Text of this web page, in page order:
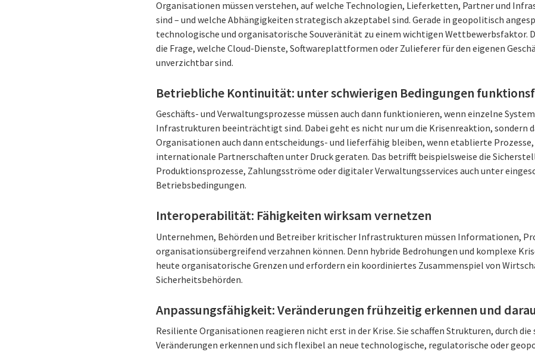
Organisationen müssen verstehen, auf welche Technologien, Lieferketten, Partner und
sind – und welche Abhängigkeiten strategisch akzeptabel sind. Gerade in geopolitisch
technologische und organisatorische Souveränität zu einem wichtigen Wettbewerbsfaktor.
die Frage, welche Cloud-Dienste, Softwareplattformen oder Zulieferer für den eigenen
unverzichtbar sind.
Betriebliche Kontinuität: unter schwierigen Bedingungen
Geschäfts- und Verwaltungsprozesse müssen auch dann funktionieren, wenn einzelne
Infrastrukturen beeinträchtigt sind. Dabei geht es nicht nur um die Krisenreaktion, sondern
Organisationen auch dann entscheidungs- und lieferfähig bleiben, wenn etablierte
internationale Partnerschaften unter Druck geraten. Das betrifft beispielsweise die
Produktionsprozesse, Zahlungsströme oder digitaler Verwaltungsservices auch unter
Betriebsbedingungen.
Interoperabilität: Fähigkeiten wirksam vernetzen
Unternehmen, Behörden und Betreiber kritischer Infrastrukturen müssen Informationen,
organisationsübergreifend verzahnen können. Denn hybride Bedrohungen und komplexe
heute organisatorische Grenzen und erfordern ein koordiniertes Zusammenspiel von
Sicherheitsbehörden.
Anpassungsfähigkeit: Veränderungen frühzeitig erkennen und
Resiliente Organisationen reagieren nicht erst in der Krise. Sie schaffen Strukturen, durch
Veränderungen erkennen und sich flexibel an neue technologische, regulatorische oder